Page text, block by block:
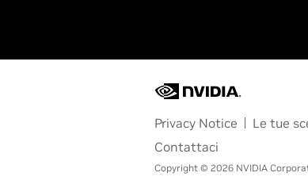
Privacy Notice Le tue
Contattaci
Copyright © 2026 NVIDIA